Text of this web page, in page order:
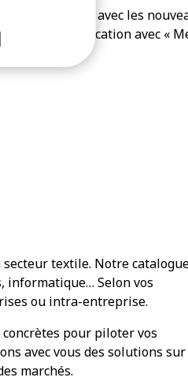
en phase avec les
de l’éducation avec «
secteur textile. Notre
informatique… Selon vos
ou intra-entreprise.
pour piloter vos
avec vous des solutions sur
marchés.